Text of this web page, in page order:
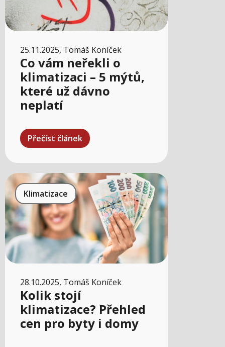
25.11.2025, Tomáš Koníček
Co vám neřekli o
klimatizaci – 5 mýtů,
které už dávno
neplatí
Přečíst článek
Klimatizace
28.10.2025, Tomáš Koníček
Kolik stojí
klimatizace? Přehled
cen pro byty i domy